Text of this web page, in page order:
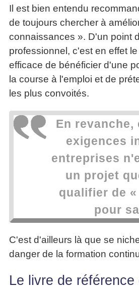
Il est bien entendu
de toujours chercher à
connaissances ». D'un point
professionnel, c'est en effet
efficace de bénéficier d'une
la course à l'emploi et de
les plus convoités.
En
exigences
entreprises
un projet
qualifier de
pour
C'est d'ailleurs là que se
danger de la formation
Le livre de référence